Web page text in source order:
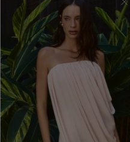
MADALENA AZUL MARINHO DOT
R$ 398,00
159,20